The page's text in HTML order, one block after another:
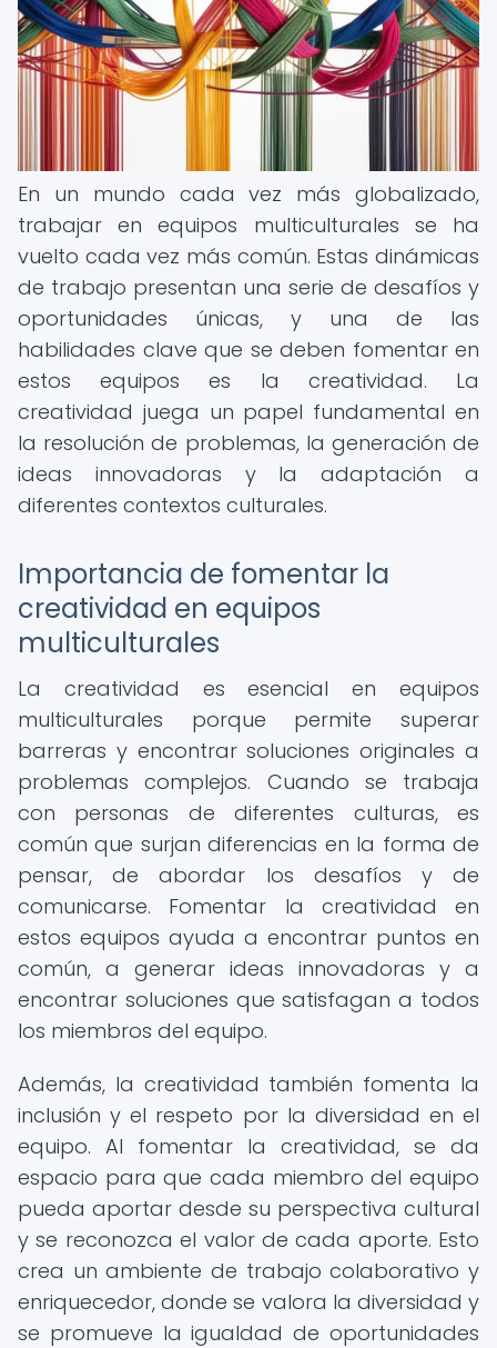
En un mundo cada vez más globalizado,
trabajar en equipos multiculturales se ha
vuelto cada vez más común. Estas dinámicas
de trabajo presentan una serie de desafíos y
oportunidades únicas, y una de las
habilidades clave que se deben fomentar en
estos equipos es la creatividad. La
creatividad juega un papel fundamental en
la resolución de problemas, la generación de
ideas innovadoras y la adaptación a
diferentes contextos culturales.
Importancia de fomentar la
creatividad en equipos
multiculturales
La creatividad es esencial en equipos
multiculturales porque permite superar
barreras y encontrar soluciones originales a
problemas complejos. Cuando se trabaja
con personas de diferentes culturas, es
común que surjan diferencias en la forma de
pensar, de abordar los desafíos y de
comunicarse. Fomentar la creatividad en
estos equipos ayuda a encontrar puntos en
común, a generar ideas innovadoras y a
encontrar soluciones que satisfagan a todos
los miembros del equipo.
Además, la creatividad también fomenta la
inclusión y el respeto por la diversidad en el
equipo. Al fomentar la creatividad, se da
espacio para que cada miembro del equipo
pueda aportar desde su perspectiva cultural
y se reconozca el valor de cada aporte. Esto
crea un ambiente de trabajo colaborativo y
enriquecedor, donde se valora la diversidad y
se promueve la igualdad de oportunidades